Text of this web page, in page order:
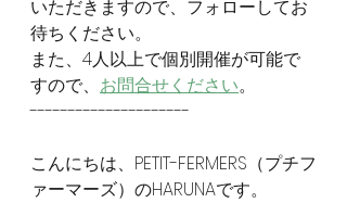
いただきますので、フォローしてお
待ちください。
また、4人以上で個別開催が可能で
すので、 お問合せください。
---------------------
こんにちは、PETIT-FERMERS（プチフ
ァーマーズ）のHARUNAです。